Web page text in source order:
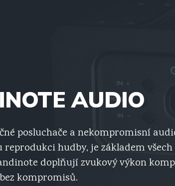
AUDIO
posluchače a nekompromisní
hudby, je základem
doplňují zvukový výkon
kompromisů.